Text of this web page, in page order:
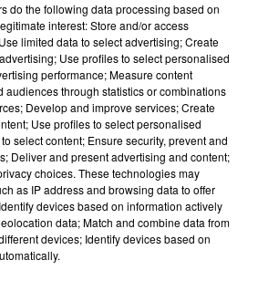
24 sec)
du Pays Catalan
do the following data processing based on
interest: Store and/or access
limited data to select advertising; Create
Use profiles to select personalised
performance; Measure content
audiences through statistics or combinations
Develop and improve services; Create
Use profiles to select personalised
select content; Ensure security, prevent and
Deliver and present advertising and content;
choices. These technologies may
as IP address and browsing data to offer
devices based on information actively
data; Match and combine data from
devices; Identify devices based on